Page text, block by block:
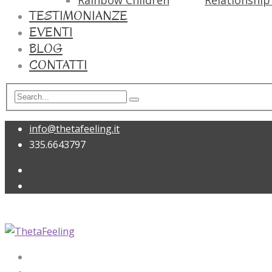
TESTIMONIANZE
EVENTI
BLOG
CONTATTI
info@thetafeeling.it
335.6643797